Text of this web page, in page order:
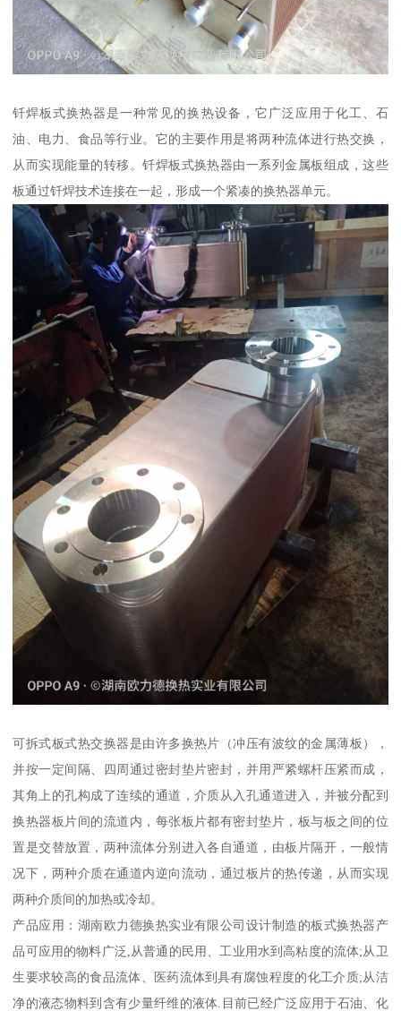
钎焊板式换热器是一种常见的换热设备，它广泛应用于化工、石
油、电力、食品等行业。它的主要作用是将两种流体进行热交换，
从而实现能量的转移。钎焊板式换热器由一系列金属板组成，这些
板通过钎焊技术连接在一起，形成一个紧凑的换热器单元。
可拆式板式热交换器是由许多换热片（冲压有波纹的金属薄板），
并按一定间隔、四周通过密封垫片密封，并用严紧螺杆压紧而成，
其角上的孔构成了连续的通道，介质从入孔通道进入，并被分配到
换热器板片间的流道内，每张板片都有密封垫片，板与板之间的位
置是交替放置，两种流体分别进入各自通道，由板片隔开，一般情
况下，两种介质在通道内逆向流动，通过板片的热传递，从而实现
两种介质间的加热或冷却。
产品应用：湖南欧力德换热实业有限公司设计制造的板式换热器产
品可应用的物料广泛,从普通的民用、工业用水到高粘度的流体;从卫
生要求较高的食品流体、医药流体到具有腐蚀程度的化工介质;从洁
净的液态物料到含有少量纤维的液体.目前已经广泛应用于石油、化